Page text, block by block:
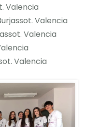
Valencia
Valencia
Valencia
Valencia